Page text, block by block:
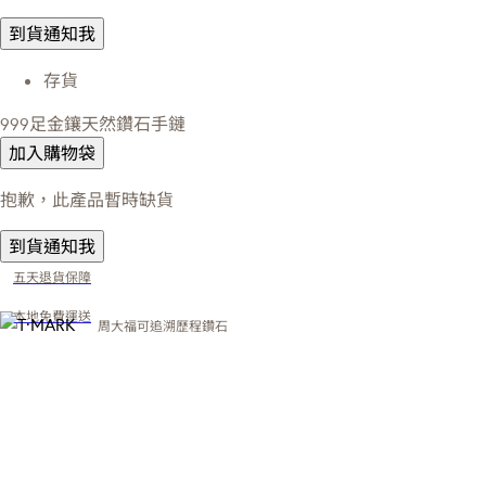
到貨通知我
存貨
999足金鑲天然鑽石手鏈
加入購物袋
抱歉，此產品暫時缺貨
到貨通知我
五天退貨保障
本地免費運送
周大福可追溯歷程鑽石